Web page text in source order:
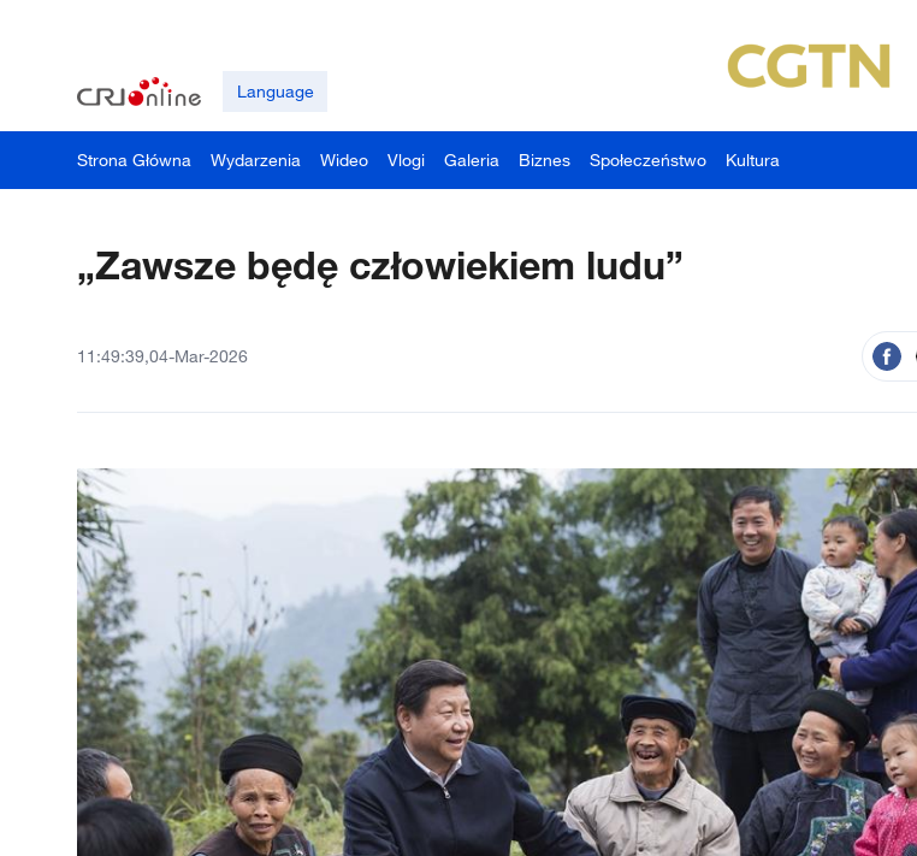
Language
Strona Główna Wydarzenia Wideo Vlogi Galeria Biznes Społeczeństwo Kultura
„Zawsze będę człowiekiem ludu”
11:49:39,04-Mar-2026